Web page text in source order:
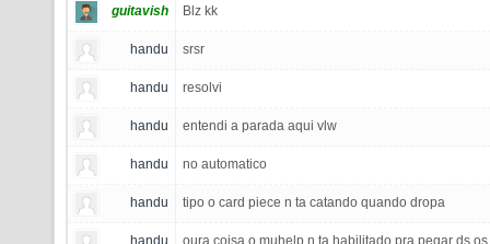
guitavish Blz kk
handu srsr
handu resolvi
handu entendi a parada aqui vlw
handu no automatico
handu tipo o card piece n ta catando quando dropa
handu oura coisa o muhelp n ta habilitado pra pegar ds